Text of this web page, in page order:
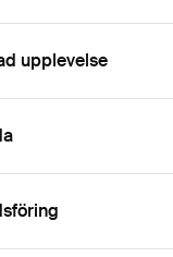
upplevelse